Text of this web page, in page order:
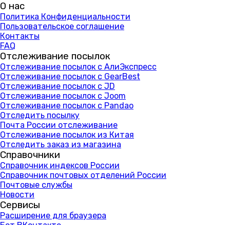
О нас
Политика Конфиденциальности
Пользовательское соглашение
Контакты
FAQ
Отслеживание посылок
Отслеживание посылок с АлиЭкспресс
Отслеживание посылок с GearBest
Отслеживание посылок с JD
Отслеживание посылок с Joom
Отслеживание посылок с Pandao
Отследить посылку
Почта России отслеживание
Отслеживание посылок из Китая
Отследить заказ из магазина
Справочники
Справочник индексов России
Справочник почтовых отделений России
Почтовые службы
Новости
Сервисы
Расширение для браузера